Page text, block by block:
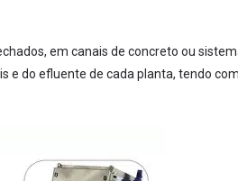
em canais de concreto ou
e do efluente de cada planta, tendo